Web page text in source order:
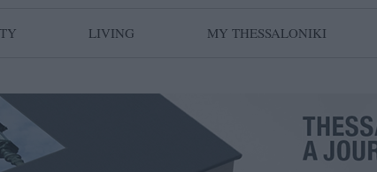
LIVING MY THESSALONIKI